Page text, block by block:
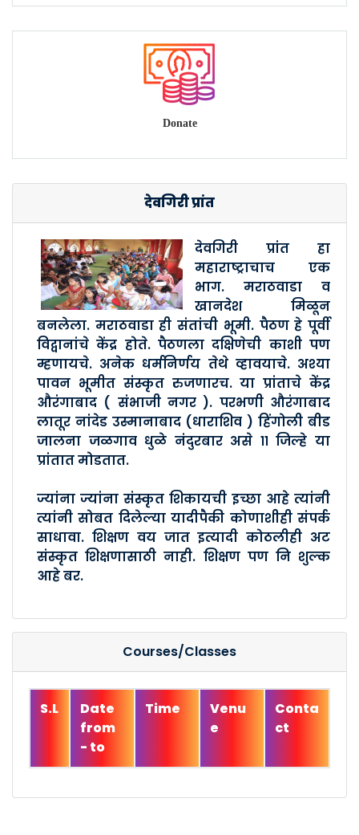
Donate
देवगिरी प्रांत
देवगिरी प्रांत हा
महाराष्ट्राचाच एक
भाग. मराठवाडा व
खानदेश मिळून
बनलेला. मराठवाडा ही संतांची भूमी. पैठण हे पूर्वी
विद्वानांचे केंद्र होते. पैठणला दक्षिणेची काशी पण
म्हणायचे. अनेक धर्मनिर्णय तेथे व्हावयाचे. अश्या
पावन भूमीत संस्कृत रुजणारच. या प्रांताचे केंद्र
औरंगाबाद ( संभाजी नगर ). परभणी औरंगाबाद
लातूर नांदेड उस्मानाबाद (धाराशिव ) हिंगोली बीड
जालना जळगाव धुळे नंदुरबार असे ११ जिल्हे या
प्रांतात मोडतात.
ज्यांना ज्यांना संस्कृत शिकायची इच्छा आहे त्यांनी
त्यांनी सोबत दिलेल्या यादीपैकी कोणाशीही संपर्क
साधावा. शिक्षण वय जात इत्यादी कोठलीही अट
संस्कृत शिक्षणासाठी नाही. शिक्षण पण नि शुल्क
आहे बर.
Courses/Classes
S.L
Date
from
- to
Time
Venu
e
Conta
ct